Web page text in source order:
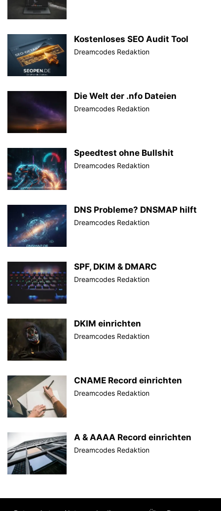
Kostenloses SEO Audit Tool
Dreamcodes Redaktion
Die Welt der .nfo Dateien
Dreamcodes Redaktion
Speedtest ohne Bullshit
Dreamcodes Redaktion
DNS Probleme? DNSMAP hilft
Dreamcodes Redaktion
SPF, DKIM & DMARC
Dreamcodes Redaktion
DKIM einrichten
Dreamcodes Redaktion
CNAME Record einrichten
Dreamcodes Redaktion
A & AAAA Record einrichten
Dreamcodes Redaktion